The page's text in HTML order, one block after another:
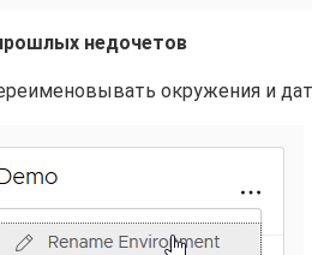
недочетов
окружения и